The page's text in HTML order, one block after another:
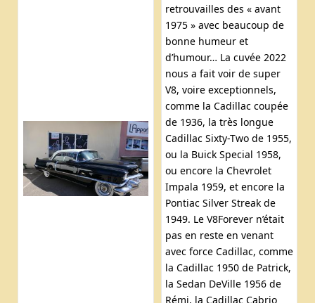
retrouvailles des « avant
1975 » avec beaucoup de
bonne humeur et
d’humour… La cuvée 2022
nous a fait voir de super
V8, voire exceptionnels,
comme la Cadillac coupée
de 1936, la très longue
Cadillac Sixty-Two de 1955,
ou la Buick Special 1958,
ou encore la Chevrolet
Impala 1959, et encore la
Pontiac Silver Streak de
1949. Le V8Forever n’était
pas en reste en venant
avec force Cadillac, comme
la Cadillac 1950 de Patrick,
la Sedan DeVille 1956 de
Rémi, la Cadillac Cabrio